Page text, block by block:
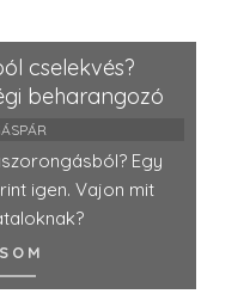
cselekvés?
beharangozó
Egy
igen. Vajon mit